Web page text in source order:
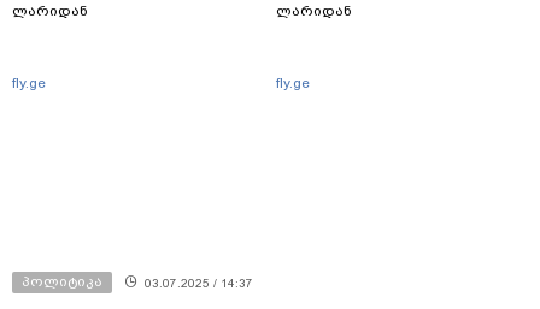
ლარიდან
fly.ge
ლარიდან
fly.ge
პოლიტიკა 03.07.2025 / 14:37